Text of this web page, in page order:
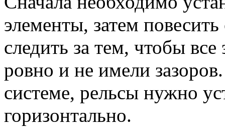
элементы, затем
следить за тем, чтобы
ровно и не имели
системе, рельсы нужно
горизонтально.